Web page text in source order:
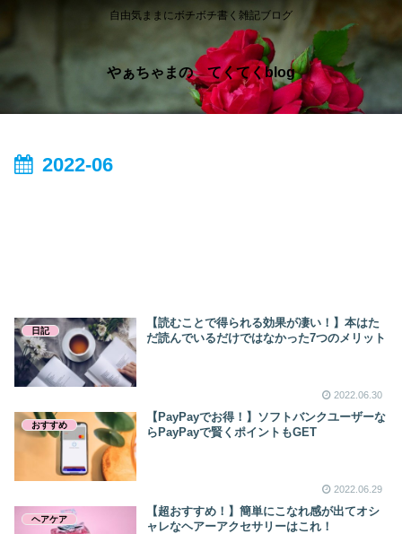
自由気ままにボチボチ書く雑記ブログ
やぁちゃまの てくてくblog
2022-06
日記
【読むことで得られる効果が凄い！】本はた
だ読んでいるだけではなかった7つのメリット
2022.06.30
おすすめ
【PayPayでお得！】ソフトバンクユーザーな
らPayPayで賢くポイントもGET
2022.06.29
ヘアケア
【超おすすめ！】簡単にこなれ感が出てオシ
ャレなヘアーアクセサリーはこれ！